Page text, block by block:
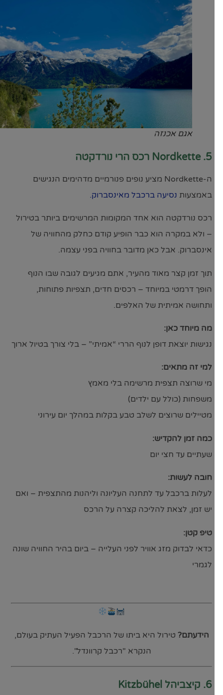
אגם אכנזה
ה-Nordkette מציע נופים פנורמיים מדהימים הנגישים
באמצעותנסיעה ברכבל מאינסברוק.
רכס נורדקטה הוא אחד המקומות המרשימים ביותר בטירול
– ולא במקרה הוא כבר הופיע קודם כחלק מהחוויה של
אינסברוק. אבל כאן מדובר בחוויה בפני עצמה.
תוך זמן קצר מאוד מהעיר, אתם מגיעים לגובה שבו הנוף
הופך דרמטי במיוחד – רכסים חדים, תצפיות פתוחות,
ותחושה אמיתית של האלפים.
מה מיוחד כאן:
נגישות יוצאת דופן לנוף הררי “אמיתי” – בלי צורך בטיול ארוך
למי זה מתאים:
מי שרוצה תצפית מרשימה בלי מאמץ
משפחות (כולל עם ילדים)
מטיילים שרוצים לשלב טבע בקלות במהלך יום עירוני
כמה זמן להקדיש:
שעתיים עד חצי יום
חובה לעשות:
לעלות ברכבל עד לתחנה העליונה וליהנות מהתצפית – ואם
יש זמן, לצאת להליכה קצרה על הרכס
טיפ קטן:
כדאי לבדוק מזג אוויר לפני העלייה – ביום בהיר החוויה שונה
לגמרי
הידעתם?טירול היא ביתו של הרכבל הפעיל העתיק בעולם,
הנקרא "רכבל קרוונדל".